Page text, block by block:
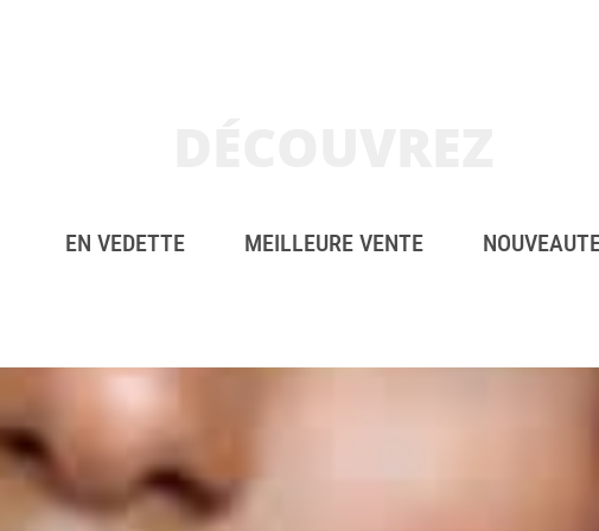
EN VEDETTE MEILLEURE VENTE